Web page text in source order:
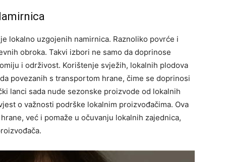
lokalno uzgojenih namirnica. Raznoliko povrće i
obroka. Takvi izbori ne samo da doprinose
i održivost. Korištenje svježih, lokalnih plodova
povezanih s transportom hrane, čime se doprinosi
lanci sada nude sezonske proizvode od lokalnih
o važnosti podrške lokalnim proizvođačima. Ova
već i pomaže u očuvanju lokalnih zajednica,